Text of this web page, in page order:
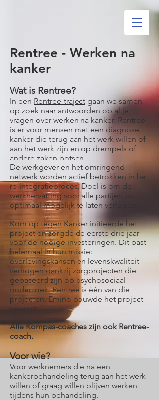
Rentree - Werken na
kanker
Wat is Rentree?
In een Rentree-traject gaan we samen
op zoek naar antwoorden op al je
vragen over werken na kanker. ​Rentree
is er voor mensen met een diagnose
kanker die terug aan het werk willen of
aan het werk zijn en op drempels of
andere zaken botsen.
De werkgever en het omringend
netwerk worden actief betrokken in het
re-integratieproces. Doel is om de
werkhervatting voor alle partijen zo
optimaalmogelijk te laten verlopen.
Kom op tegen Kanker initieerde het
project en zorgde de eerste drie jaar
voor de nodige investeringen. Dit past
helemaal in hun missie:
overlevingskansen en levenskwaliteit
verhogen dankzij zorgprojecten die
gebaseerd zijn op psychosociaal
onderzoek. Rentree is één van die
projecten. Emino bouwde het project
mee uit.
Alle Kompas-coaches zijn ook Rentree-
coach.
Voor wie?
Voor werknemers die na een
kankerbehandeling terug aan het werk
willen of graag willen blijven werken
tijdens hun behandeling.